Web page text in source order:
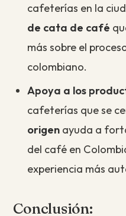
cafeterías en la
de cata de café
más sobre el
colombiano.
Apoya a los
cafeterías que se
origenayuda a
del café en
experiencia más
Conclusión: